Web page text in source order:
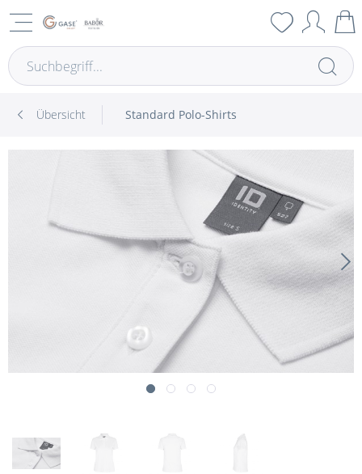
Übersicht Standard Polo-Shirts